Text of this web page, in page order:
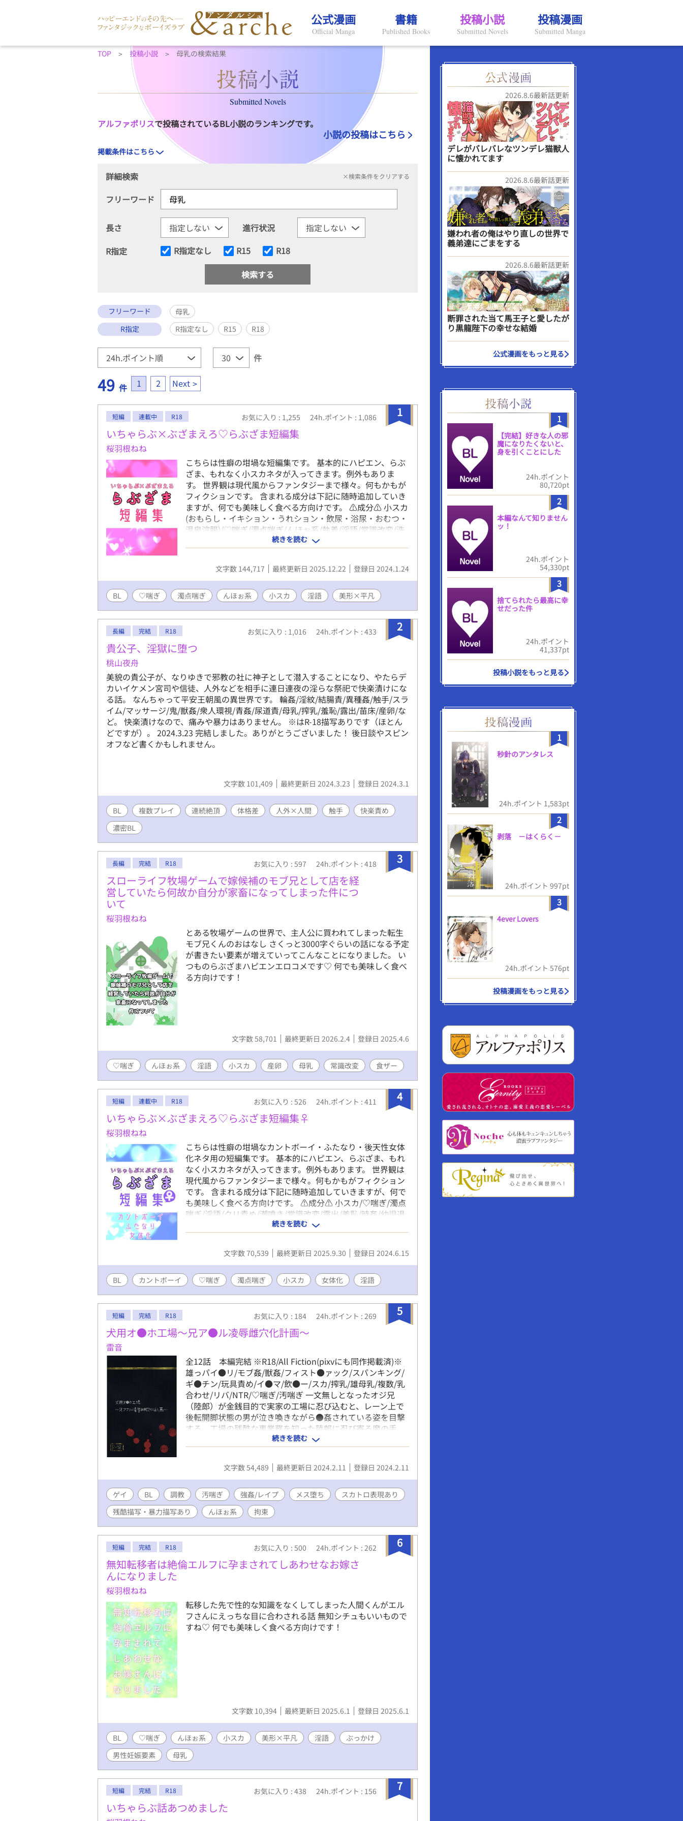
公式漫画
Official Manga
書籍
Published Books
投稿小説
Submitted Novels
投稿漫画
Submitted Manga
TOP 投稿小説 母乳の検索結果
Submitted Novels
アルファポリスで投稿されているBL小説のランキングです。
小説の投稿はこちら
掲載条件はこちら
詳細検索 ×検索条件をクリアする
フリーワード
長さ
進行状況
R指定
R指定なし R15 R18
フリーワード
母乳
R指定
R指定なし R15 R18
件
49 件 1 2 Next
1
短編 連載中 R18 お気に入り : 1,255 24h.ポイント : 1,086
いちゃらぶ×ぶざまえろ♡らぶざま短編集
桜羽根ねね
こちらは性癖の坩堝な短編集です。 基本的にハピエン、らぶ
ざま、もれなく小スカネタが入ってきます。例外もありま
す。 世界観は現代風からファンタジーまで様々。何もかもが
フィクションです。 含まれる成分は下記に随時追加していき
ますが、何でも美味しく食べる方向けです。 ⚠成分⚠ 小スカ
(おもらし・イキション・うれション・飲尿・浴尿・おむつ・
温泉浣腸)/♡喘ぎ/濁点喘ぎ/んほぉ系/執着/淫語/常識改変/洗
脳/羞恥/3P/衆人環視/催眠/幼児退行/産卵/放屁/スパンキン
グ/触手/人外/食ザー/男性妊娠/擬似排泄/女装/落書き/母乳/逆
バニー/ヤンデレ
続きを読む
文字数 144,717 最終更新日 2025.12.22 登録日 2024.1.24
BL ♡喘ぎ 濁点喘ぎ んほぉ系 小スカ 淫語 美形×平凡
2
長編 完結 R18 お気に入り : 1,016 24h.ポイント : 433
貴公子、淫獄に堕つ
桃山夜舟
美貌の貴公子が、なりゆきで邪教の社に神子として潜入することになり、やたらデ
カいイケメン宮司や信徒、人外などを相手に連日連夜の淫らな祭祀で快楽漬けにな
る話。 なんちゃって平安王朝風の異世界です。 輪姦/淫紋/結腸責/異種姦/触手/スラ
イム/マッサージ/鬼/獣姦/衆人環視/青姦/尿道責/母乳/搾乳/羞恥/露出/苗床/産卵/な
ど。 快楽漬けなので、痛みや暴力はありません。 ※はR-18描写ありです（ほとん
どですが）。 2024.3.23 完結しました。ありがとうございました！ 後日談やスピン
オフなど書くかもしれません。
文字数 101,409 最終更新日 2024.3.23 登録日 2024.3.1
BL 複数プレイ 連続絶頂 体格差 人外×人間 触手
快楽責め
濃密BL
3
長編 完結 R18 お気に入り : 597 24h.ポイント : 418
スローライフ牧場ゲームで嫁候補のモブ兄として店を経
営していたら何故か自分が家畜になってしまった件につ
いて
桜羽根ねね
とある牧場ゲームの世界で、主人公に買われてしまった転生
モブ兄くんのおはなし さくっと3000字ぐらいの話になる予定
が書きたい要素が増えていってこんなことになりました。 い
つものらぶざまハピエンエロコメです♡ 何でも美味しく食べ
る方向けです！
文字数 58,701 最終更新日 2026.2.4 登録日 2025.4.6
♡喘ぎ んほぉ系 淫語 小スカ 産卵 母乳 常識改変 食ザー
4
短編 連載中 R18 お気に入り : 526 24h.ポイント : 411
いちゃらぶ×ぶざまえろ♡らぶざま短編集♀
桜羽根ねね
こちらは性癖の坩堝なカントボーイ・ふたなり・後天性女体
化ネタ用の短編集です。 基本的にハピエン、らぶざま、もれ
なく小スカネタが入ってきます。例外もあります。 世界観は
現代風からファンタジーまで様々。何もかもがフィクション
です。 含まれる成分は下記に随時追加していきますが、何で
も美味しく食べる方向けです。 ⚠成分⚠ 小スカ/♡喘ぎ/濁点
喘ぎ/淫語/クリ責め/潮噴き/常識改変/露出/羞恥/時姦/幼児退
行/ぶっかけ/産卵/衆人環視/貞操帯/母乳/玩具/女装/尿道責め/
壁尻もどき/ざまぁ風/人外
続きを読む
文字数 70,539 最終更新日 2025.9.30 登録日 2024.6.15
BL カントボーイ ♡喘ぎ 濁点喘ぎ 小スカ 女体化 淫語
5
短編 完結 R18 お気に入り : 184 24h.ポイント : 269
犬用オ●ホ工場～兄ア●ル凌辱雌穴化計画～
雷音
全12話 本編完結 ※R18/All Fiction(pixvにも同作掲載済)※
雄っパイ●リ/モブ姦/獣姦/フィスト●ァック/スパンキング/
ギ●チン/玩具責め/イ●マ/飲●ー/スカ/搾乳/雄母乳/複数/乳
合わせ/リバ/NTR/♡喘ぎ/汚喘ぎ 一文無しとなったオジ兄
（陸郎）が金銭目的で実家の工場に忍び込むと、レーン上で
後転開脚状態の男が泣き喚きながら●姦されている姿を目撃
する。工場の残酷な裏業務を知った陸郎に忍び寄る魔の手。
義父や弟から容赦なく責められるR18。甚振られ続ける陸郎
は、やがて快楽に溺れていき――。 ※闇堕ち、♂♂寄りとな
ります※ 単話ごとのプレイ内容を12本全てに記載致しまし
た。 （登場人物は全員成人済みです）
続きを読む
文字数 54,489 最終更新日 2024.2.11 登録日 2024.2.11
ゲイ BL 調教 汚喘ぎ 強姦/レイプ メス堕ち
スカトロ表現あり
残酷描写・暴力描写あり
んほぉ系 拘束
6
短編 完結 R18 お気に入り : 500 24h.ポイント : 262
無知転移者は絶倫エルフに孕まされてしあわせなお嫁さ
んになりました
桜羽根ねね
転移した先で性的な知識をなくしてしまった人間くんがエル
フさんにえっちな目に合わされる話 無知シチュもいいもので
すね♡ 何でも美味しく食べる方向けです！
文字数 10,394 最終更新日 2025.6.1 登録日 2025.6.1
BL ♡喘ぎ んほぉ系 小スカ 美形×平凡 淫語
ぶっかけ
男性妊娠要素
母乳
7
短編 完結 R18 お気に入り : 438 24h.ポイント : 156
いちゃらぶ話あつめました
2026.8.6最新話更新
デレがバレバレなツンデレ猫獣人
に懐かれてます
2026.8.6最新話更新
嫌われ者の俺はやり直しの世界で
義弟達にごまをする
2026.8.6最新話更新
断罪された当て馬王子と愛したが
り黒龍陛下の幸せな結婚
公式漫画をもっと見る
1
【完結】好きな人の邪
魔になりたくないと、
身を引くことにした
24h.ポイント
80,720pt
2
本編なんて知りません
ッ！
24h.ポイント
54,330pt
3
捨てられたら最高に幸
せだった件
24h.ポイント
41,337pt
投稿小説をもっと見る
1
秒針のアンタレス
24h.ポイント 1,583pt
2
剥落 －はくらく－
24h.ポイント 997pt
3
4ever Lovers
24h.ポイント 576pt
投稿漫画をもっと見る